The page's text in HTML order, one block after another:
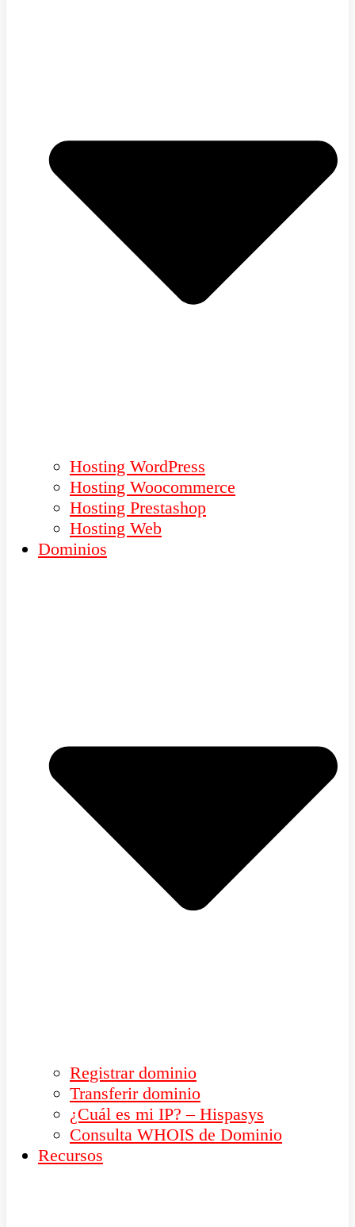
Hosting WordPress
Hosting Woocommerce
Hosting Prestashop
Hosting Web
Dominios
Registrar dominio
Transferir dominio
¿Cuál es mi IP? – Hispasys
Consulta WHOIS de Dominio
Recursos